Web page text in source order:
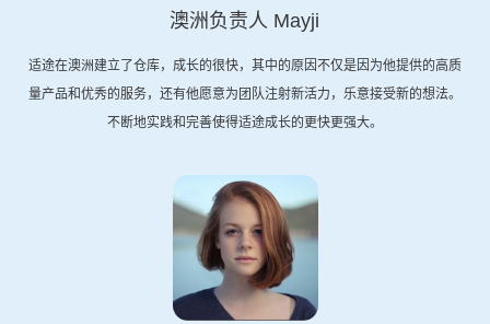
澳洲负责人 Mayji
适途在澳洲建立了仓库，成长的很快，其中的原因不仅是因为他提供的高质
量产品和优秀的服务，还有他愿意为团队注射新活力，乐意接受新的想法。
不断地实践和完善使得适途成长的更快更强大。